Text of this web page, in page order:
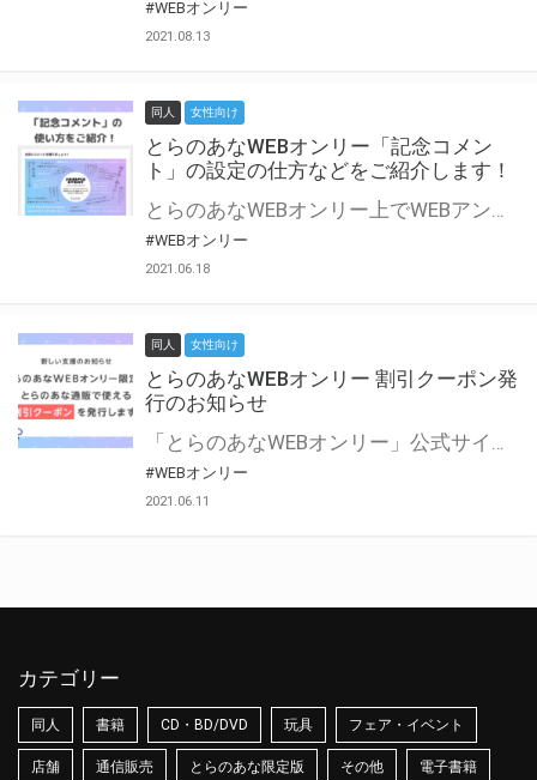
#WEBオンリー
2021.08.13
同人 女性向け
とらのあなWEBオンリー「記念コメン
ト」の設定の仕方などをご紹介します！
とらのあなWEBオンリー上でWEBアンソロジーが作成できる「記念コメント」について、その使い方や作成手順を解説します！ 支援タイプを「サークル参加型」「サークル参加型・マルシェ(イベント会場)機能付き」でお申し込みいただいている主催者様はぜひご活用ください♪ とらのあなWEBオンリーサイトはこちら
#WEBオンリー
2021.06.18
同人 女性向け
とらのあなWEBオンリー 割引クーポン発
行のお知らせ
「とらのあなWEBオンリー」公式サイトでとらのあな通販の「割引クーポン」を配布中！ イベントごとに開催当日限定で使える割引クーポンのシリアルコードを発行します。 とらのあなWEBオンリーのページをチェックして、イベント当日にお得にお買い物を楽しみましょう♪ ※本キャンペーンは予告なく終了する場合がございます。 とらのあなWEBオンリーサイトはこちら
#WEBオンリー
2021.06.11
カテゴリー
同人 書籍 CD・BD/DVD 玩具 フェア・イベント
店舗 通信販売 とらのあな限定版 その他 電子書籍